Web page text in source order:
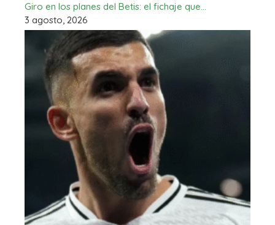
Giro en los planes del Betis: el fichaje que…
3 agosto, 2026